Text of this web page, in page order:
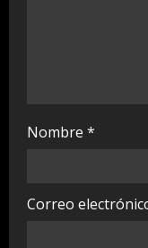
Nombre *
Correo